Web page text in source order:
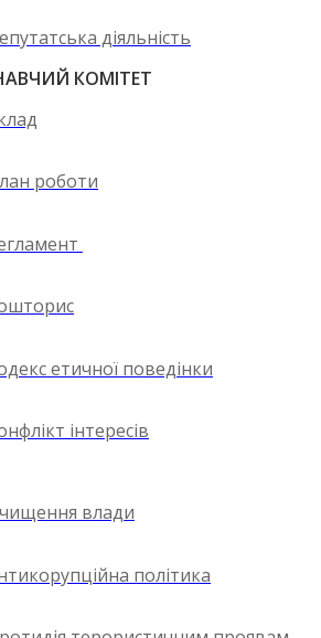
діяльність
КОМІТЕТ
роботи
етичної поведінки
інтересів
влади
політика